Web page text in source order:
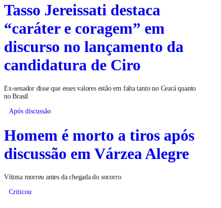
Tasso Jereissati destaca
“caráter e coragem” em
discurso no lançamento da
candidatura de Ciro
Ex-senador disse que esses valores estão em falta tanto no Ceará quanto
no Brasil
Após discussão
Homem é morto a tiros após
discussão em Várzea Alegre
Vítima morreu antes da chegada do socorro
Criticou